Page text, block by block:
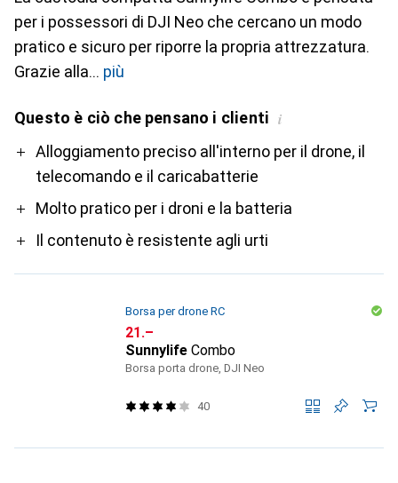
per i possessori di DJI Neo che cercano un modo
pratico e sicuro per riporre la propria attrezzatura.
Grazie alla
più
Questo è ciò che pensano i clienti i
ProAlloggiamento preciso all'interno per il drone, il
telecomando e il caricabatterie
Molto pratico per i droni e la batteria
Il contenuto è resistente agli urti
Borsa per drone RC
CHF
21.–
Sunnylife Combo
Borsa porta drone, DJI Neo
40